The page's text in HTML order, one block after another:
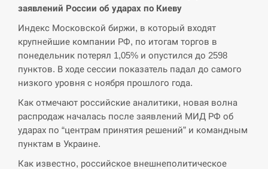
У Румунії затоплять чотири баржі для
СЕРПЕНЬ
13:53
В Москве пожаловались на “кратный рост” атак
дронов Украины
СЕРПЕНЬ
13:40
Біля українського літака в аеропорту Лейпцига
заявлений России об ударах по Киеву
Индекс Московской биржи, в который входят
крупнейшие компании РФ, по итогам торгов в
понедельник потерял 1,05% и опустился до 2598
пунктов. В ходе сессии показатель падал до самого
низкого уровня с ноября прошлого года.
Как отмечают российские аналитики, новая волна
распродаж началась после заявлений МИД РФ об
ударах по “центрам принятия решений” и командным
пунктам в Украине.
Как известно, российское внешнеполитическое